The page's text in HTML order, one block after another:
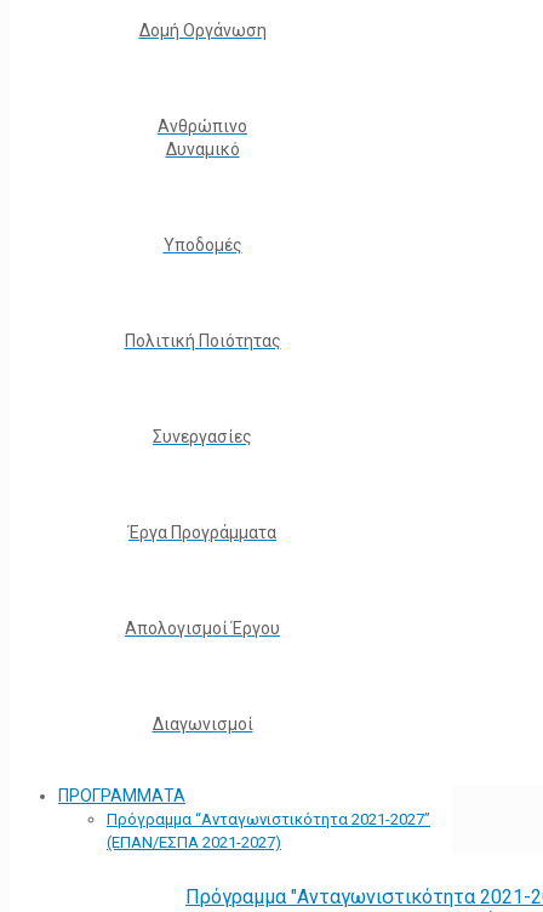
Δομή Οργάνωση
Ανθρώπινο
Δυναμικό
Υποδομές
Πολιτική Ποιότητας
Συνεργασίες
Έργα Προγράμματα
Απολογισμοί Έργου
Διαγωνισμοί
ΠΡΟΓΡΑΜΜΑΤΑ
Πρόγραμμα “Ανταγωνιστικότητα 2021-2027”
(ΕΠΑΝ/ΕΣΠΑ 2021-2027)
Πρόγραμμα "Ανταγωνιστικότητα